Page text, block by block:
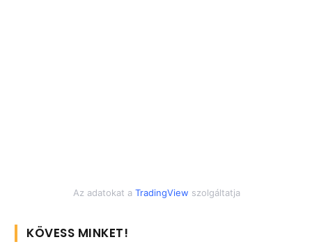
Az adatokat a TradingView szolgáltatja
KÖVESS MINKET!